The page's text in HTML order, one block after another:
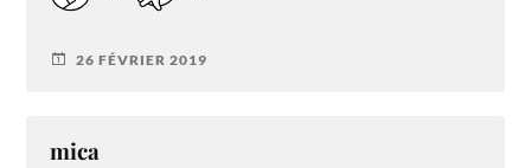
26 FÉVRIER 2019
mica